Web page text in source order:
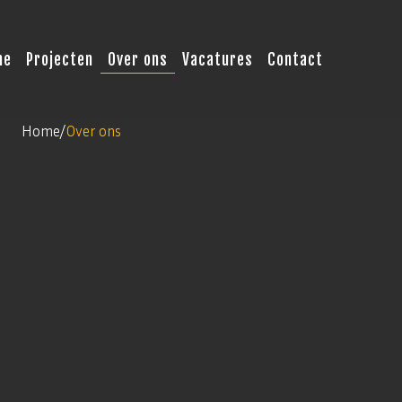
Projecten Over ons Vacatures Contact
Home/Over ons